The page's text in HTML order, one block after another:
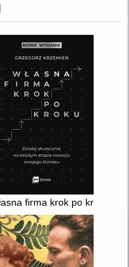
firma krok po kroku :